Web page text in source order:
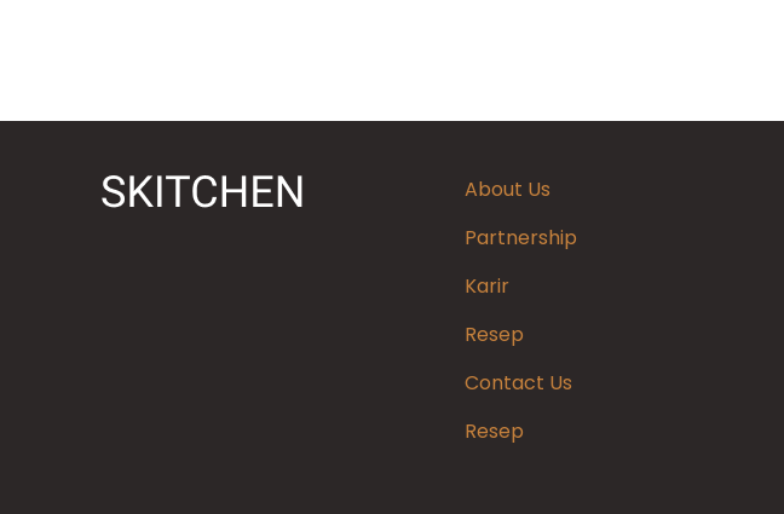
About Us
Partnership
Karir
Resep
Contact Us
Resep